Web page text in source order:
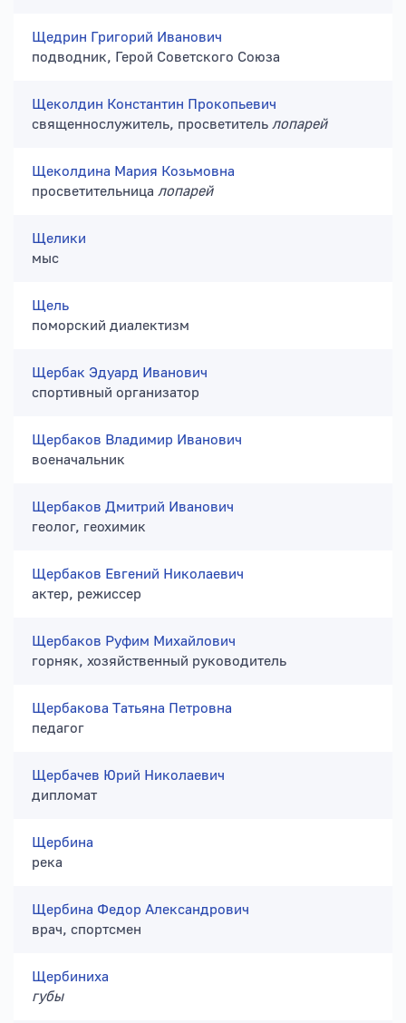
Щедрин Григорий Иванович
подводник, Герой Советского Союза
Щеколдин Константин Прокопьевич
священнослужитель, просветитель лопарей
Щеколдина Мария Козьмовна
просветительница лопарей
Щелики
мыс
Щель
поморский диалектизм
Щербак Эдуард Иванович
спортивный организатор
Щербаков Владимир Иванович
военачальник
Щербаков Дмитрий Иванович
геолог, геохимик
Щербаков Евгений Николаевич
актер, режиссер
Щербаков Руфим Михайлович
горняк, хозяйственный руководитель
Щербакова Татьяна Петровна
педагог
Щербачев Юрий Николаевич
дипломат
Щербина
река
Щербина Федор Александрович
врач, спортсмен
Щербиниха
губы